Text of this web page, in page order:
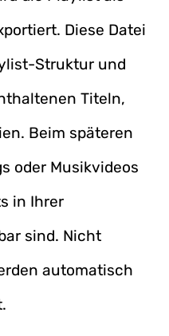
Diese Datei
Struktur und
Titeln,
Beim späteren
oder Musikvideos
in Ihrer
sind. Nicht
automatisch